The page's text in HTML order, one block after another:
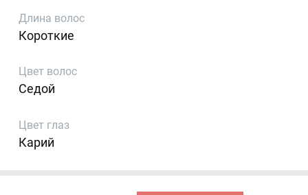
Длина волос
Короткие
Цвет волос
Седой
Цвет глаз
Карий